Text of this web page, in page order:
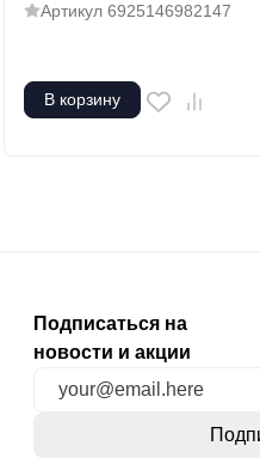
Артикул 6925146982147
В корзину
Подписаться на
новости и акции